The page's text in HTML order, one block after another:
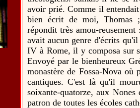
avoir prié. Comme il
bien écrit de moi, Thomas
répondit très amou-
avait aucun genre d'écrits
IV à Rome, il y composa sur
Envoyé par le bienheureux
monastère de Fossa-Nova où
cantiques. C'est là qu'il
soixante-quatorze, aux
patron de toutes les écoles